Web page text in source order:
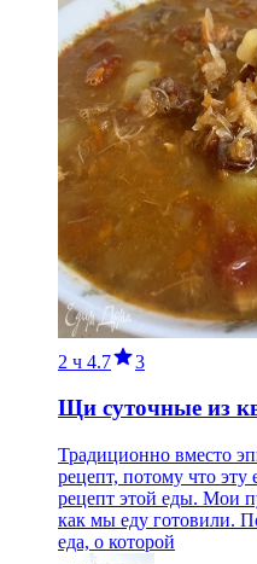
2 ч 4.7 3
Щи суточные из
Традиционно вместо
рецепт, потому что эту
рецепт этой еды. Мои
как мы еду готовили.
еда, о которой